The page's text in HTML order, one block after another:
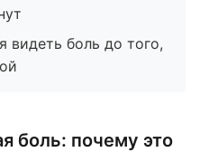
видеть боль до того,
боль: почему это